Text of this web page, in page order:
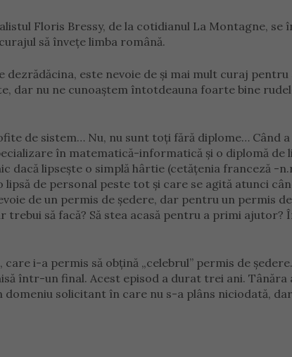
Floris Bressy, de la cotidianul La Montagne, se
să învețe limba română.
dezrădăcina, este nevoie de și mai mult curaj
dar nu ne cunoaștem întotdeauna foarte bine
de sistem… Nu, nu sunt toți fără diplome… Când
în matematică-informatică și o diplomă de
dacă lipsește o simplă hârtie (cetățenia franceză -
de personal peste tot și care se agită atunci
de un permis de ședere, dar pentru un permis
trebui să facă? Să stea acasă pentru a primi ajutor?
i-a permis să obțină „celebrul” permis de
într-un final. Acest episod a durat trei ani. Tânăra
solicitant în care nu s-a plâns niciodată,